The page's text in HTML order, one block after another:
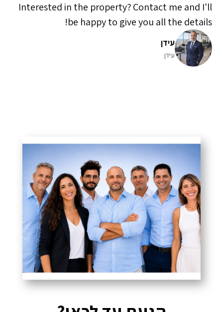
Interested in the property? Contact me and I'll
be happy to give you all the details!
עידן
עידן